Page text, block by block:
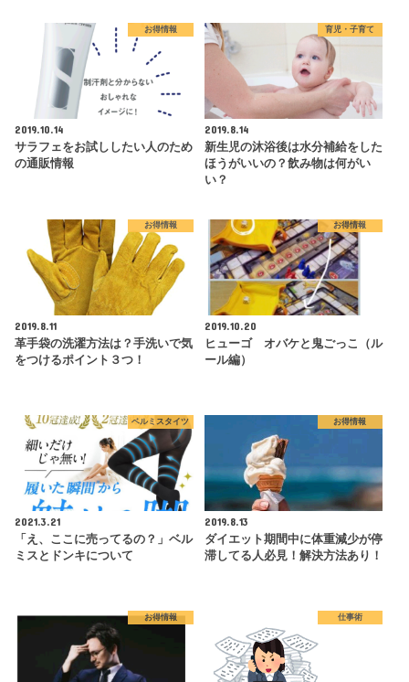
お得情報
2019.10.14
サラフェをお試ししたい人のため
の通販情報
育児・子育て
2019.8.14
新生児の沐浴後は水分補給をした
ほうがいいの？飲み物は何がい
い？
お得情報
2019.8.11
革手袋の洗濯方法は？手洗いで気
をつけるポイント３つ！
お得情報
2019.10.20
ヒューゴ オバケと鬼ごっこ（ル
ール編）
ベルミスタイツ
2021.3.21
「え、ここに売ってるの？」ベル
ミスとドンキについて
お得情報
2019.8.13
ダイエット期間中に体重減少が停
滞してる人必見！解決方法あり！
お得情報 仕事術